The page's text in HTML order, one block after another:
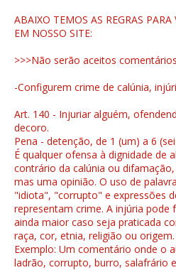
ABAIXO TEMOS AS REGRAS
EM NOSSO SITE:
>>>Não serão aceitos
-Configurem crime de calúnia,
Art. 140 - Injuriar alguém,
decoro.
Pena - detenção, de 1 (um) a 6
É qualquer ofensa à dignidade de
contrário da calúnia ou
mas uma opinião. O uso de
"idiota", "corrupto" e expressões
representam crime. A injúria pode
ainda maior caso seja praticada
raça, cor, etnia, religião ou origem.
Exemplo: Um comentário onde o
ladrão, corrupto, burro, salafrário